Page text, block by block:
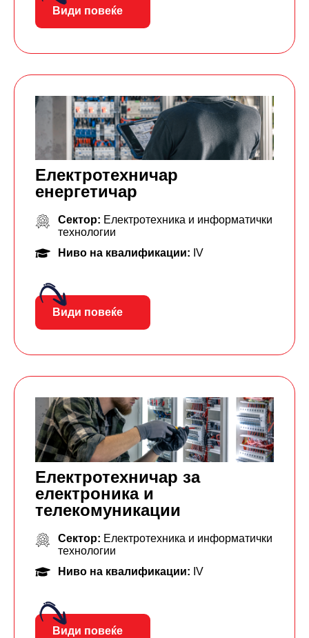
Види повеќе
Електротехничар
енергетичар
Сектор: Електротехника и информатички
технологии
Ниво на квалификации: IV
Види повеќе
Електротехничар за
електроника и
телекомуникации
Сектор: Електротехника и информатички
технологии
Ниво на квалификации: IV
Види повеќе